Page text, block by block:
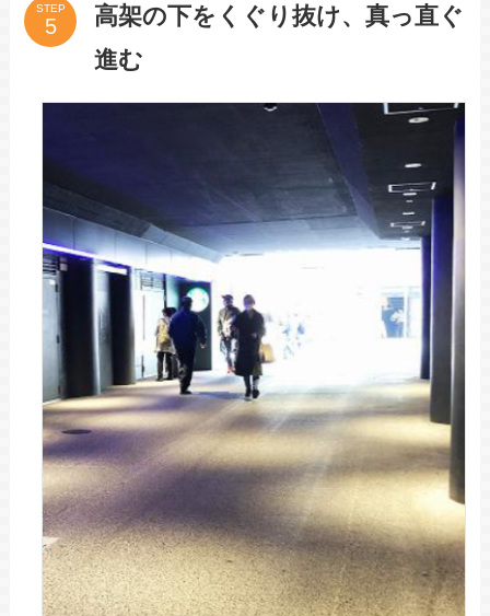
STEP
高架の下をくぐり抜け、真っ直ぐ
進む